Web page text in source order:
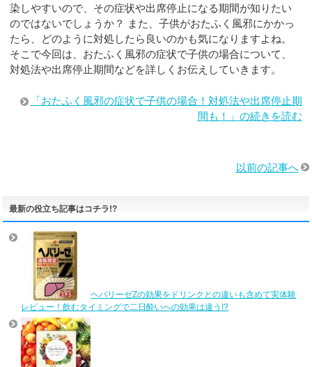
染しやすいので、その症状や出席停止になる期間が知りたい
のではないでしょうか？ また、子供がおたふく風邪にかかっ
たら、どのように対処したら良いのかも気になりますよね。
そこで今回は、おたふく風邪の症状で子供の場合について、
対処法や出席停止期間などを詳しくお伝えしていきます。
「おたふく風邪の症状で子供の場合！対処法や出席停止期
間も！」の続きを読む
以前の記事へ
最新の役立ち記事はコチラ!?
ヘパリーゼZの効果をドリンクとの違いも含めて実体験
レビュー！飲むタイミングで二日酔いへの効果は違う!?